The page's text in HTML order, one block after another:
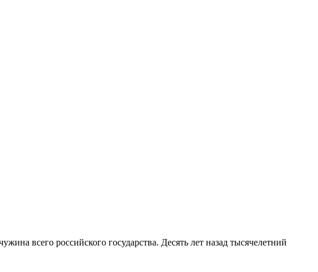
всего российского государства. Десять лет назад тысячелетний